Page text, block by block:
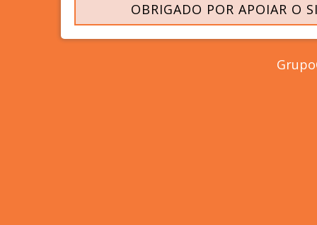
OBRIGADO POR APOIAR O